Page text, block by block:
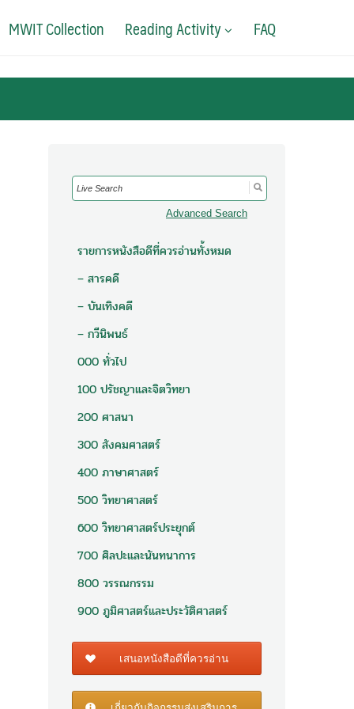
MWIT Collection Reading Activity FAQ
Search
for:
Advanced Search
รายการหนังสือดีที่ควรอ่านทั้งหมด
– สารคดี
– บันเทิงคดี
– กวีนิพนธ์
000 ทั่วไป
100 ปรัชญาและจิตวิทยา
200 ศาสนา
300 สังคมศาสตร์
400 ภาษาศาสตร์
500 วิทยาศาสตร์
600 วิทยาศาสตร์ประยุกต์
700 ศิลปะและนันทนาการ
800 วรรณกรรม
900 ภูมิศาสตร์และประวัติศาสตร์
เสนอหนังสือดีที่ควรอ่าน